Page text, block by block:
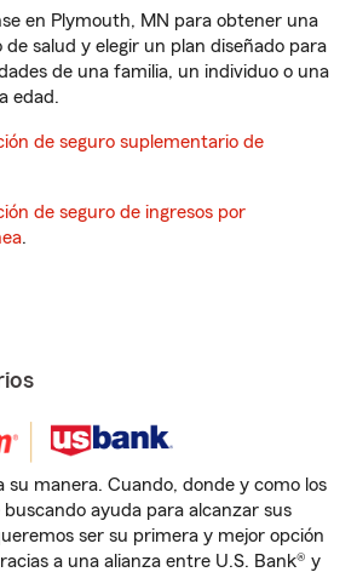
en Plymouth, MN para obtener una
salud y elegir un plan diseñado para
de una familia, un individuo o una
edad.
de seguro suplementario de
de seguro de ingresos por
.
su manera. Cuando, donde y como los
ayuda para alcanzar sus
ser su primera y mejor opción
a una alianza entre U.S. Bank® y